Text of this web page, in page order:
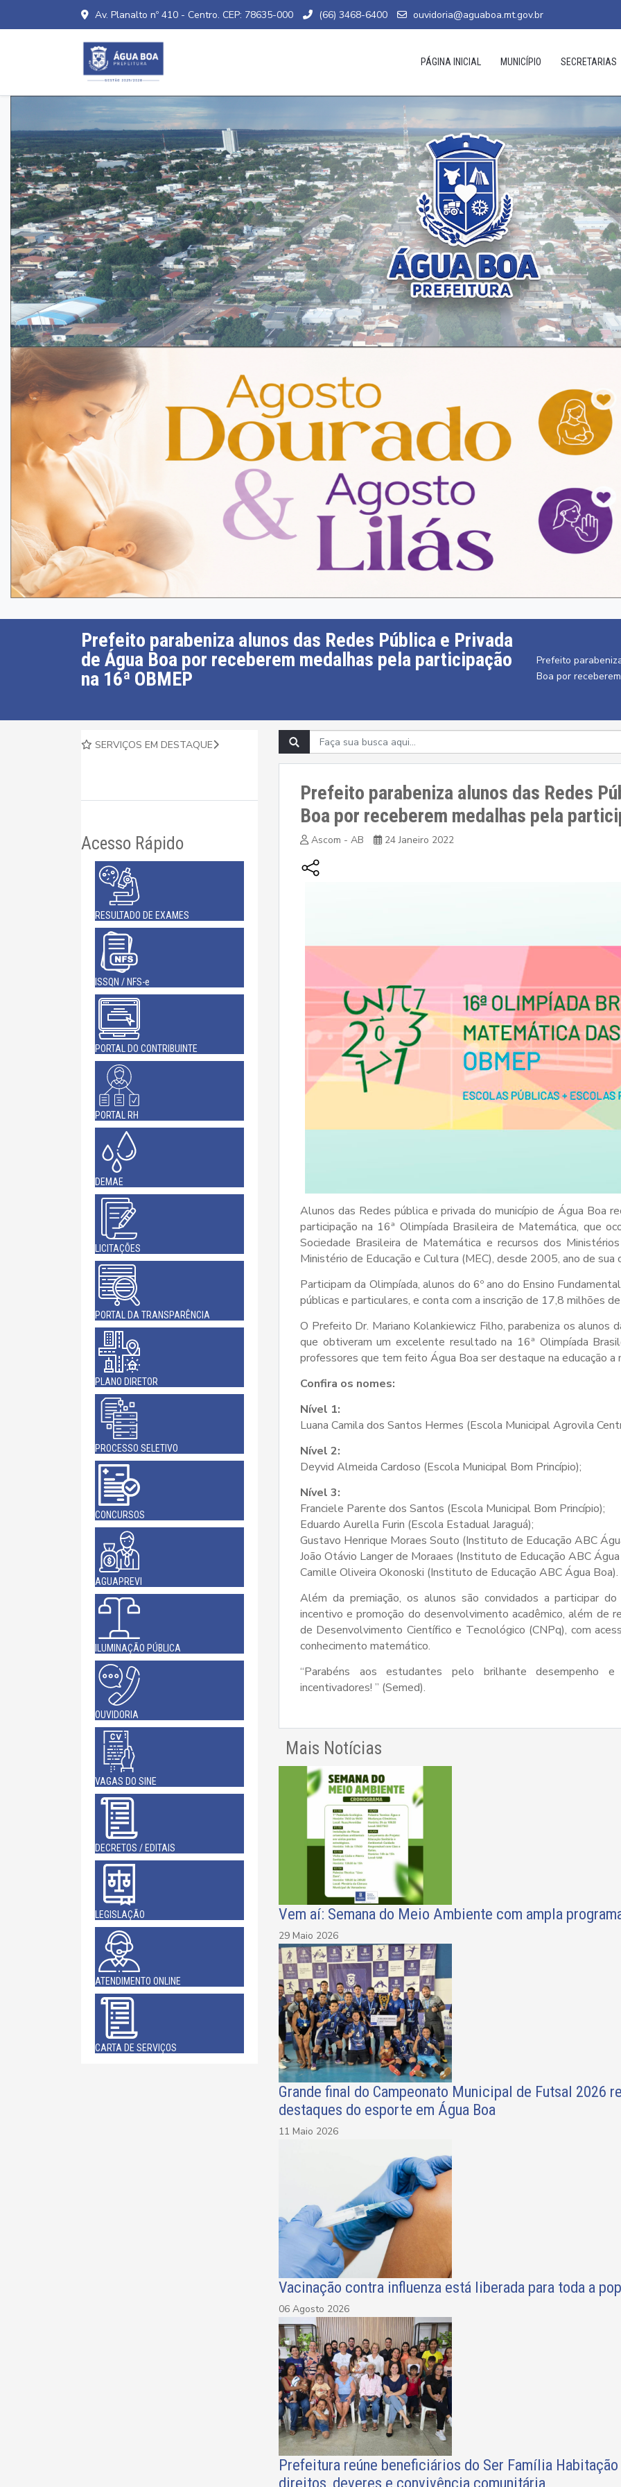
Av. Planalto nº 410 - Centro. CEP: 78635-000 (66) 3468-6400 ouvidoria@aguaboa.mt.gov.br
PÁGINA INICIAL MUNICÍPIO SECRETARIAS
Prefeito parabeniza alunos das Redes Pública e Privada
de Água Boa por receberem medalhas pela participação
na 16ª OBMEP
Prefeito
Boa por
SERVIÇOS EM DESTAQUE
Acesso Rápido
RESULTADO DE EXAMES
ISSQN / NFS-e
PORTAL DO CONTRIBUINTE
PORTAL RH
DEMAE
LICITAÇÕES
PORTAL DA TRANSPARÊNCIA
PLANO DIRETOR
PROCESSO SELETIVO
CONCURSOS
AGUAPREVI
ILUMINAÇÃO PÚBLICA
OUVIDORIA
VAGAS DO SINE
DECRETOS / EDITAIS
LEGISLAÇÃO
ATENDIMENTO ONLINE
CARTA DE SERVIÇOS
Prefeito parabeniza alunos das Redes
Boa por receberem medalhas pela
Ascom - AB 24 Janeiro 2022
Alunos das Redes pública e privada do município de Água Boa
participação na 16ª Olimpíada Brasileira de Matemática, que
Sociedade Brasileira de Matemática e recursos dos
Ministério de Educação e Cultura (MEC), desde 2005, ano de sua
Participam da Olimpíada, alunos do 6º ano do Ensino
públicas e particulares, e conta com a inscrição de 17,8 milhões
O Prefeito Dr. Mariano Kolankiewicz Filho, parabeniza os alunos
que obtiveram um excelente resultado na 16ª Olimpíada
professores que tem feito Água Boa ser destaque na educação a
Confira os nomes:
Nível 1:
Luana Camila dos Santos Hermes (Escola Municipal Agrovila
Nível 2:
Deyvid Almeida Cardoso (Escola Municipal Bom Princípio);
Nível 3:
Franciele Parente dos Santos (Escola Municipal Bom Princípio);
Eduardo Aurella Furin (Escola Estadual Jaraguá);
Gustavo Henrique Moraes Souto (Instituto de Educação ABC
João Otávio Langer de Moraaes (Instituto de Educação ABC Água
Camille Oliveira Okonoski (Instituto de Educação ABC Água Boa).
Além da premiação, os alunos são convidados a participar do
incentivo e promoção do desenvolvimento acadêmico, além de
de Desenvolvimento Científico e Tecnológico (CNPq), com
conhecimento matemático.
“Parabéns aos estudantes pelo brilhante desempenho
incentivadores! ” (Semed).
Mais Notícias
Vem aí: Semana do Meio Ambiente com ampla
29 Maio 2026
Grande final do Campeonato Municipal de Futsal 2026
destaques do esporte em Água Boa
11 Maio 2026
Vacinação contra influenza está liberada para toda a
06 Agosto 2026
Prefeitura reúne beneficiários do Ser Família
direitos, deveres e convivência comunitária